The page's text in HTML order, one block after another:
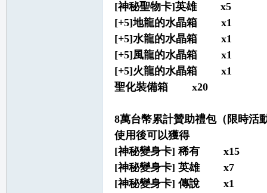
[神秘聖物卡]英雄 x5
[+5]地龍的水晶箱 x1
[+5]水龍的水晶箱 x1
[+5]風龍的水晶箱 x1
[+5]火龍的水晶箱 x1
聖化裝備箱 x20
8萬台幣累計贊助禮包（限時活
使用後可以獲得
[神秘變身卡] 稀有 x15
[神秘變身卡] 英雄 x7
[神秘變身卡] 傳說 x1